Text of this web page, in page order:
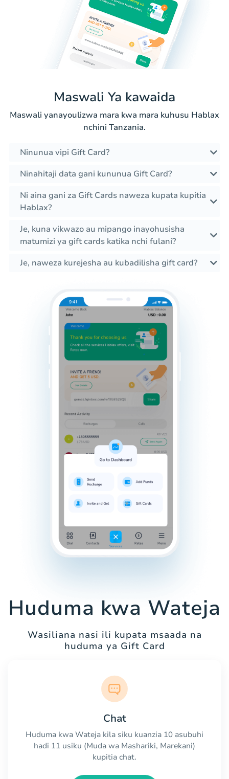
Maswali Ya kawaida
Maswali yanayoulizwa mara kwa mara kuhusu Hablax
nchini Tanzania.
Ninunua vipi Gift Card?
Ninahitaji data gani kununua Gift Card?
Ni aina gani za Gift Cards naweza kupata kupitia
Hablax?
Je, kuna vikwazo au mipango inayohusisha
matumizi ya gift cards katika nchi fulani?
Je, naweza kurejesha au kubadilisha gift card?
Huduma kwa Wateja
Wasiliana nasi ili kupata msaada na
huduma ya Gift Card
Chat
Huduma kwa Wateja kila siku kuanzia 10 asubuhi
hadi 11 usiku (Muda wa Mashariki, Marekani)
kupitia chat.